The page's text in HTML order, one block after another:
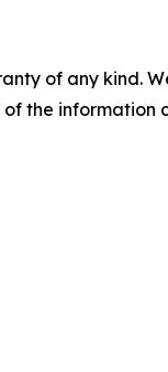
of any
the